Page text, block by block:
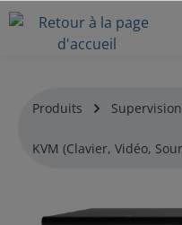
Produits
KVM (Clavier, Vidéo,